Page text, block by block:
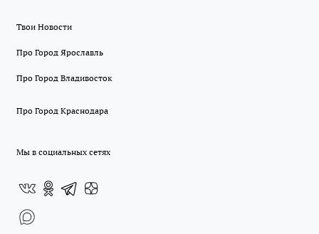
Твои Новости
Про Город Ярославль
Про Город Владивосток
Про Город Краснодара
Мы в социальных сетях